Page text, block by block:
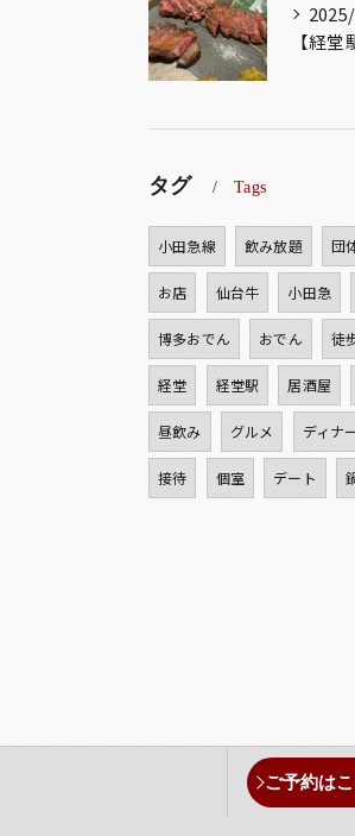
タグ Tags
小田急線 飲み放題 団
お店 仙台牛 小田急
博多おでん おでん 徒
経堂 経堂駅 居酒屋
昼飲み グルメ ディナ
接待 個室 デート
ご予約は